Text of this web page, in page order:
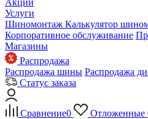
Акции
Услуги
Шиномонтаж Калькулятор
Корпоративное обслуживание
Магазины
Распродажа
Распродажа шины Распродажа
Статус заказа
Сравнение0 Отложенные